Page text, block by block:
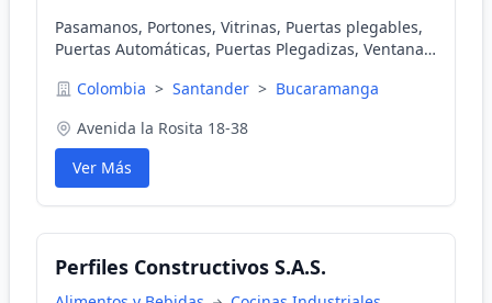
Pasamanos, Portones, Vitrinas, Puertas plegables,
Puertas Automáticas, Puertas Plegadizas, Ventanas
Distribuciones a nivel nacional e internacional.
Colombia > Santander > Bucaramanga
Avenida la Rosita 18-38
Ver Más
Perfiles Constructivos S.A.S.